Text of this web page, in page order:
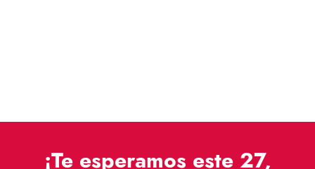
¡Te esperamos este 27,